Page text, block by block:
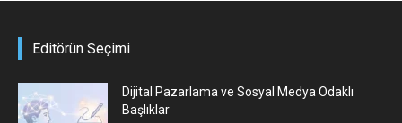
Editörün Seçimi
Dijital Pazarlama ve Sosyal Medya Odaklı
Başlıklar